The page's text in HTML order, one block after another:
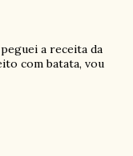
a receita da
com batata, vou